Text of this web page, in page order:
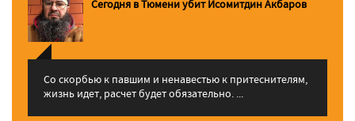
Сегодня в Тюмени убит Исомитдин Акбаров
Со скорбью к павшим и ненавестью к притеснителям,
жизнь идет, расчет будет обязательно. ...